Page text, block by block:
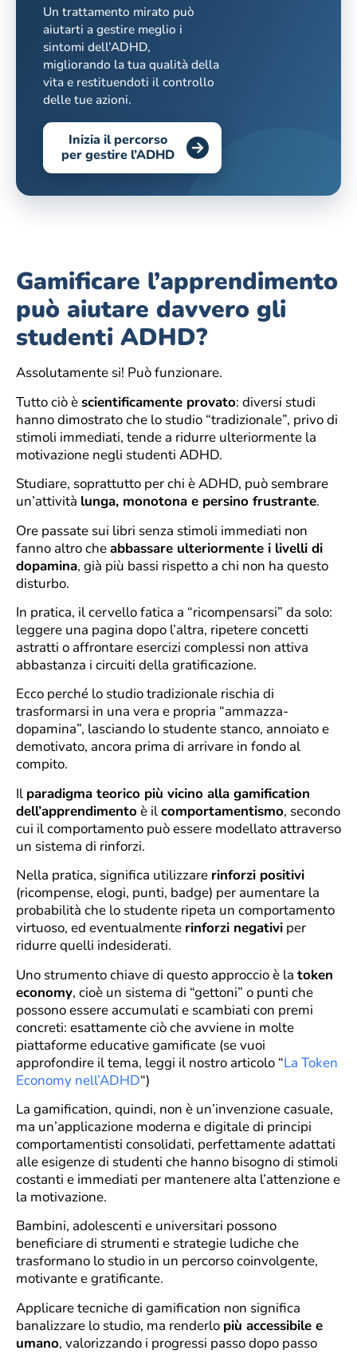
Un trattamento mirato può
aiutarti a gestire meglio i
sintomi dell’ADHD,
migliorando la tua qualità della
vita e restituendoti il controllo
delle tue azioni.
Inizia il percorso
per gestire l’ADHD
Gamificare l’apprendimento
può aiutare davvero gli
studenti ADHD?
Assolutamente si! Può funzionare.
Tutto ciò èscientificamente provato: diversi studi
hanno dimostrato che lo studio “tradizionale”, privo di
stimoli immediati, tende a ridurre ulteriormente la
motivazione negli studenti ADHD.
Studiare, soprattutto per chi è ADHD, può sembrare
un’attività lunga, monotona e persino frustrante.
Ore passate sui libri senza stimoli immediati non
fanno altro cheabbassare ulteriormente i livelli di
dopamina, già più bassi rispetto a chi non ha questo
disturbo.
In pratica, il cervello fatica a “ricompensarsi” da solo:
leggere una pagina dopo l’altra, ripetere concetti
astratti o affrontare esercizi complessi non attiva
abbastanza i circuiti della gratificazione.
Ecco perché lo studio tradizionale rischia di
trasformarsi in una vera e propria “ammazza-
dopamina”, lasciando lo studente stanco, annoiato e
demotivato, ancora prima di arrivare in fondo al
compito.
Il paradigma teorico più vicino alla gamification
dell’apprendimentoè ilcomportamentismo, secondo
cui il comportamento può essere modellato attraverso
un sistema di rinforzi.
Nella pratica, significa utilizzare rinforzi positivi
(ricompense, elogi, punti, badge) per aumentare la
probabilità che lo studente ripeta un comportamento
virtuoso, ed eventualmente rinforzi negativi per
ridurre quelli indesiderati.
Uno strumento chiave di questo approccio è la token
economy, cioè un sistema di “gettoni” o punti che
possono essere accumulati e scambiati con premi
concreti: esattamente ciò che avviene in molte
piattaforme educative gamificate (se vuoi
approfondire il tema, leggi il nostro articolo “La Token
Economy nell’ADHD“)
La gamification, quindi, non è un’invenzione casuale,
ma un’applicazione moderna e digitale di principi
comportamentisti consolidati, perfettamente adattati
alle esigenze di studenti che hanno bisogno di stimoli
costanti e immediati per mantenere alta l’attenzione e
la motivazione.
Bambini, adolescenti e universitari possono
beneficiare di strumenti e strategie ludiche che
trasformano lo studio in un percorso coinvolgente,
motivante e gratificante.
Applicare tecniche di gamification non significa
banalizzare lo studio, ma renderlo più accessibile e
umano, valorizzando i progressi passo dopo passo